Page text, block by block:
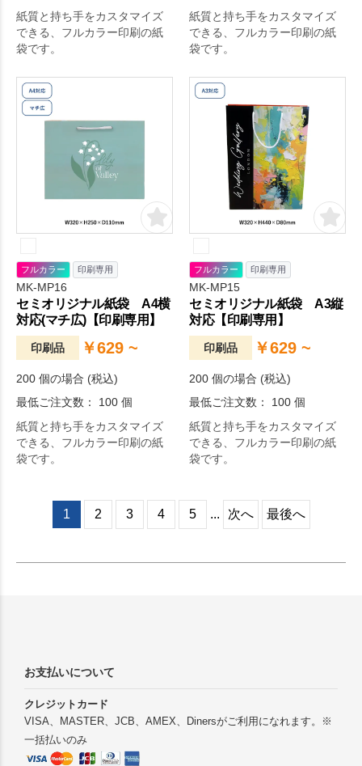
紙質と持ち手をカスタマイズ
できる、フルカラー印刷の紙
袋です。
紙質と持ち手をカスタマイズ
できる、フルカラー印刷の紙
袋です。
フルカラー 印刷専用
MK-MP16
セミオリジナル紙袋 A4横
対応(マチ広)【印刷専用】
印刷品 ￥629 ~
200 個の場合 (税込)
最低ご注文数： 100 個
紙質と持ち手をカスタマイズ
できる、フルカラー印刷の紙
袋です。
フルカラー 印刷専用
MK-MP15
セミオリジナル紙袋 A3縦
対応【印刷専用】
印刷品 ￥629 ~
200 個の場合 (税込)
最低ご注文数： 100 個
紙質と持ち手をカスタマイズ
できる、フルカラー印刷の紙
袋です。
1 2 3 4 5 ... 次へ 最後へ
お支払いについて
クレジットカード
VISA、MASTER、JCB、AMEX、Dinersがご利用になれます。※
一括払いのみ